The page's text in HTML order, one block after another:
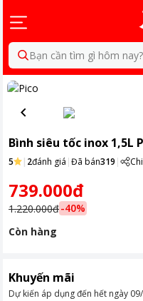
Bạn cần tìm gì hôm nay?
Bình siêu tốc inox 1,5L
5 | 2đánh giá |Đã bán319 |
739.000đ
1.220.000đ-40%
Còn hàng
Khuyến mãi
Dự kiến áp dụng đến hết ngày